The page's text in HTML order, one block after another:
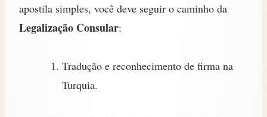
apostila simples, você deve seguir o caminho da
Legalização Consular:
Tradução e reconhecimento de firma na
Turquia.